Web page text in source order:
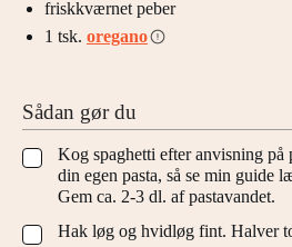
friskkværnet peber
1 tsk. oregano
Sådan gør du
▢
Kog spaghetti efter anvisning
din egen pasta, så se min guide
Gem ca. 2-3 dl. af pastavandet.
▢
Hak løg og hvidløg fint. Halver